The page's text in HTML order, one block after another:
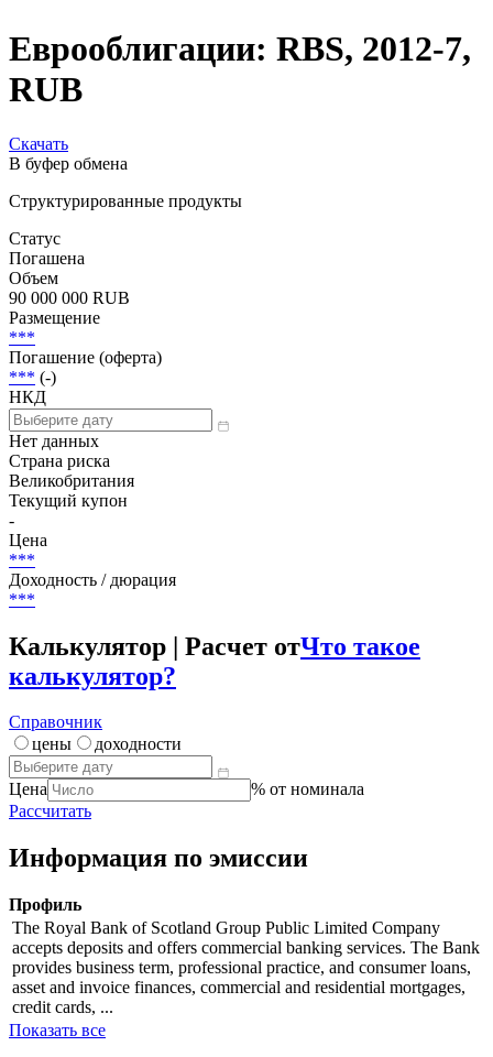
Еврооблигации: RBS, 2012-7,
RUB
Скачать
В буфер обмена
Структурированные продукты
Статус
Погашена
Объем
90 000 000 RUB
Размещение
***
Погашение (оферта)
*** (-)
НКД
Нет данных
Страна риска
Великобритания
Текущий купон
-
Цена
***
Доходность / дюрация
***
Калькулятор | Расчет отЧто такое
калькулятор?
Справочник
цены
доходности
Цена
% от номинала
Рассчитать
Информация по эмиссии
Профиль
The Royal Bank of Scotland Group Public Limited Company
accepts deposits and offers commercial banking services. The Bank
provides business term, professional practice, and consumer loans,
asset and invoice finances, commercial and residential mortgages,
credit cards, ...
Показать все